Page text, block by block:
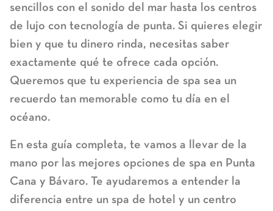
sencillos con el sonido del mar hasta los centros
de lujo con tecnología de punta. Si quieres elegir
bien y que tu dinero rinda, necesitas saber
exactamente qué te ofrece cada opción.
Queremos que tu experiencia de spa sea un
recuerdo tan memorable como tu día en el
océano.
En esta guía completa, te vamos a llevar de la
mano por las mejores opciones de spa en Punta
Cana y Bávaro. Te ayudaremos a entender la
diferencia entre un spa de hotel y un centro